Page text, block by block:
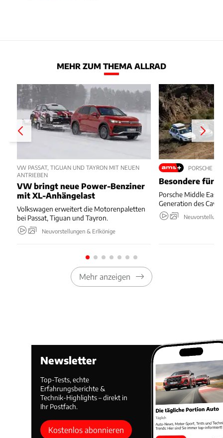
MEHR ZUM THEMA ALLRAD
VW PASSAT, TIGUAN UND TAYRON MIT NEUEN
ANTRIEBEN
VW bringt neue Power-Benziner
mit XL-Anhängelast
Volkswagen erweitert die Motorenpaletten
bei Passat, Tiguan und Tayron.
Neuvorstellungen & Erlkönige
PORSCHE
Besondere für
Porsche Middle
Generation des
Mehr anzeigen
Newsletter
Top-Tests, echte
Erfahrungsberichte &
Technik-Highlights – direkt in
Ihr Postfach.
Kostenlos abonnieren